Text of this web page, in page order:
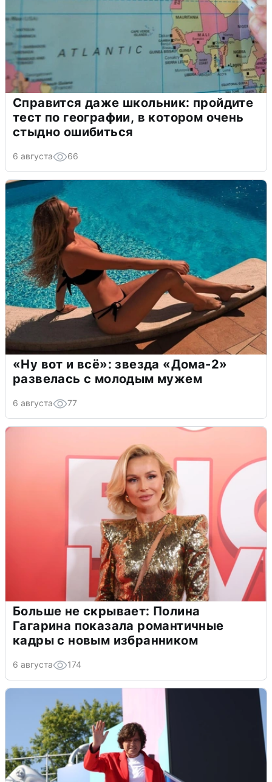
Справится даже школьник: пройдите
тест по географии, в котором очень
стыдно ошибиться
6 августа 66
«Ну вот и всё»: звезда «Дома-2»
развелась с молодым мужем
6 августа 77
Больше не скрывает: Полина
Гагарина показала романтичные
кадры с новым избранником
6 августа 174